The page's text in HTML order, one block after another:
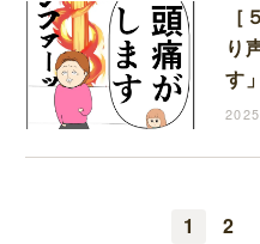
り
す
母
1 2